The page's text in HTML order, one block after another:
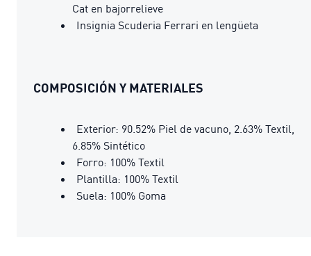
Cat en bajorrelieve
Insignia Scuderia Ferrari en lengüeta
COMPOSICIÓN Y MATERIALES
Exterior: 90.52% Piel de vacuno, 2.63% Textil,
6.85% Sintético
Forro: 100% Textil
Plantilla: 100% Textil
Suela: 100% Goma